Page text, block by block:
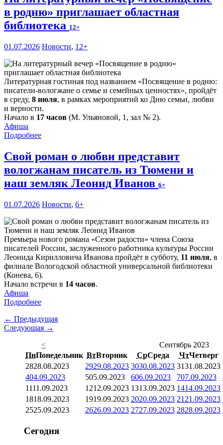
в родню» приглашает областная
библиотека 12+
01.07.2026 Новости, 12+
Литературная гостиная под названием «Посвящение в родню:
писатели-вологжане о семье и семейных ценностях», пройдёт
в среду, 8 июля, в рамках мероприятий ко Дню семьи, любви
и верности.
Начало в 17 часов (М. Ульяновой, 1, зал № 2).
Афиша
Подробнее
Свой роман о любви представит
вологжанам писатель из Тюмени и
наш земляк Леонид Иванов 6+
01.07.2026 Новости, 6+
Премьера нового романа «Сезон радости» члена Союза
писателей России, заслуженного работника культуры России
Леонида Кирилловича Иванова пройдёт в субботу, 11 июля, в
филиале Вологодской областной универсальной библиотеки
(Конева, 6).
Начало встречи в 14 часов.
Афиша
Подробнее
← Предыдущая
Следующая →
<
Сентябрь 2023
ПнПонедельник ВтВторник СрСреда ЧтЧетверг
2828.08.2023 2929.08.2023 3030.08.2023 3131.08.2023
404.09.2023 505.09.2023 606.09.2023 707.09.2023
1111.09.2023 1212.09.2023 1313.09.2023 1414.09.2023
1818.09.2023 1919.09.2023 2020.09.2023 21 21.09.2023
2525.09.2023 2626.09.2023 2727.09.2023 2828.09.2023
Сегодня